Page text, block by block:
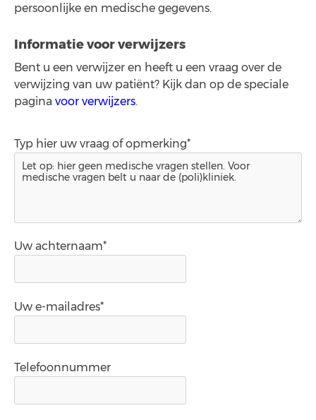
persoonlijke en medische gegevens.
Informatie voor verwijzers
Bent u een verwijzer en heeft u een vraag over de
verwijzing van uw patiënt? Kijk dan op de speciale
pagina voor verwijzers.
Typ hier uw vraag of opmerking*
Uw achternaam*
Uw e-mailadres*
Telefoonnummer